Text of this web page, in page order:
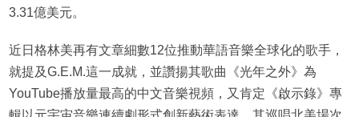
3.31億美元。
近日格林美再有文章細數12位推動華語音樂全球化的歌手，
就提及G.E.M.這一成就，並讚揚其歌曲《光年之外》為
YouTube播放量最高的中文音樂視頻，又肯定《啟示錄》專